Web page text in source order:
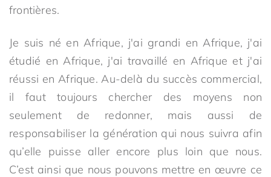
frontières.
Je suis né en Afrique, j'ai grandi en Afrique, j'ai
étudié en Afrique, j'ai travaillé en Afrique et j'ai
réussi en Afrique. Au-delà du succès commercial,
il faut toujours chercher des moyens non
seulement de redonner, mais aussi de
responsabiliser la génération qui nous suivra afin
qu’elle puisse aller encore plus loin que nous.
C’est ainsi que nous pouvons mettre en œuvre ce